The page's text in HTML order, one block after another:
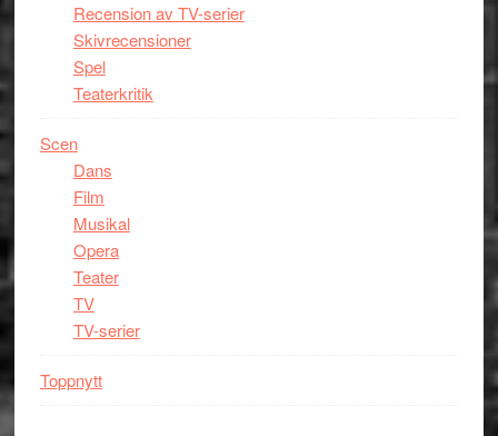
Recension av TV-serier
Skivrecensioner
Spel
Teaterkritik
Scen
Dans
Film
Musikal
Opera
Teater
TV
TV-serier
Toppnytt